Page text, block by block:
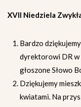
XVII Niedziela
Bardzo
dyrektorowi DR w
głoszone Słowo
Dziękujemy
kwiatami. Na